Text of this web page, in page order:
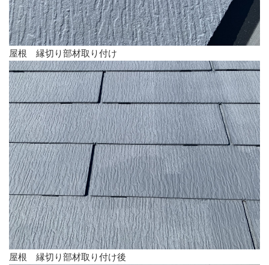
屋根 縁切り部材取り付け
屋根 縁切り部材取り付け後